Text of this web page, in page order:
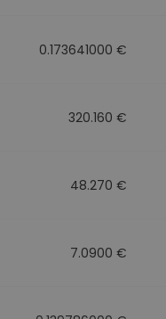
0.173641000 €
320.160 €
48.270 €
7.0900 €